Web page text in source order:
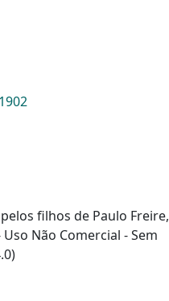
filhos de Paulo Freire,
Não Comercial - Sem